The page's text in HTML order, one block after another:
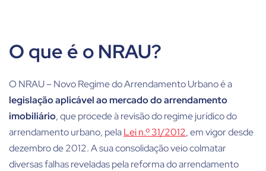
O que é o NRAU?
O NRAU – Novo Regime do Arrendamento Urbano é a
legislação aplicável ao mercado do arrendamento
imobiliário, que procede à revisão do regime jurídico do
arrendamento urbano, pelaLei n.º 31/2012, em vigor desde
dezembro de 2012. A sua consolidação veio colmatar
diversas falhas reveladas pela reforma do arrendamento